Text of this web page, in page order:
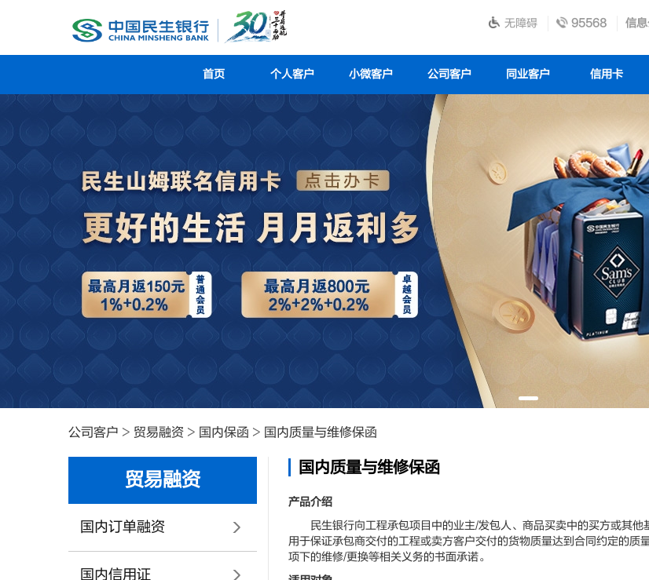
无障碍 95568 信
首页 个人客户 小微客户 公司客户 同业客户 信用卡
公司客户 > 贸易融资 > 国内保函 > 国内质量与维修保函
贸易融资
国内订单融资
国内信用证
国内质量与维修保函
产品介绍
民生银行向工程承包项目中的业主/发包人、商品买卖中的买方或其他
用于保证承包商交付的工程或卖方客户交付的货物质量达到合同约定的质
项下的维修/更换等相关义务的书面承诺。